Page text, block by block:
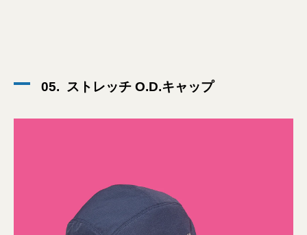
05. ストレッチ O.D.キャップ